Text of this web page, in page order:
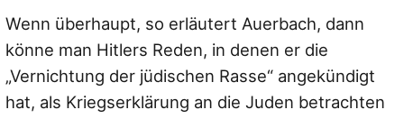
Wenn überhaupt, so erläutert Auerbach, dann
könne man Hitlers Reden, in denen er die
„Vernichtung der jüdischen Rasse“ angekündigt
hat, als Kriegserklärung an die Juden betrachten